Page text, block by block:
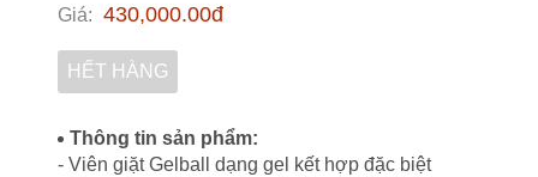
Giá: 430,000.00đ
HẾT HÀNG
Thông tin sản phẩm:
- Viên giặt Gelball dạng gel kết hợp đặc biệt